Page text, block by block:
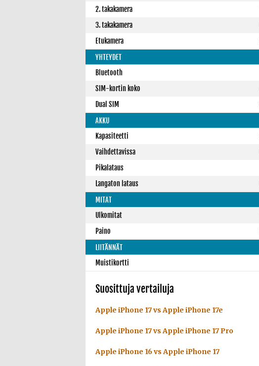
2. takakamera
3. takakamera
Etukamera
YHTEYDET
Bluetooth
SIM-kortin koko
Dual SIM
AKKU
Kapasiteetti
Vaihdettavissa
Pikalataus
Langaton lataus
MITAT
Ulkomitat
Paino
LIITÄNNÄT
Muistikortti
Suosittuja vertailuja
Apple iPhone 17 vs Apple iPhone 17e
Apple iPhone 17 vs Apple iPhone 17 Pro
Apple iPhone 16 vs Apple iPhone 17